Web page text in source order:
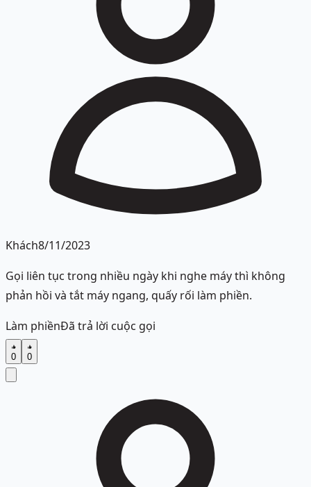
Khách8/11/2023
Gọi liên tục trong nhiều ngày khi nghe máy thì không
phản hồi và tắt máy ngang, quấy rối làm phiền.
Làm phiềnĐã trả lời cuộc gọi
0 0